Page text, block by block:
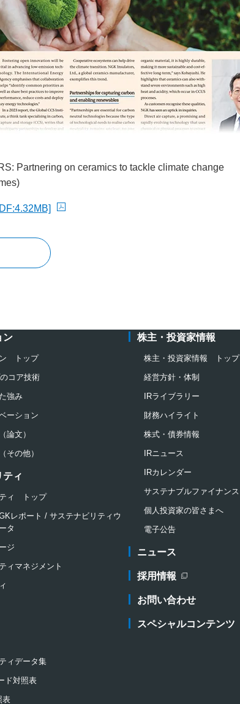
Partnering on ceramics to tackle climate change
ン
ン トップ
コア技術
強み
ーション
論文）
その他）
ティ
ィ トップ
レポート / サステナビリティウ
タ
ジ
ィマネジメント
ィデータ集
ド対照表
表
株主・投資家情報
株主・投資家情報 トップ
経営方針・体制
IRライブラリー
財務ハイライト
株式・債券情報
IRニュース
IRカレンダー
サステナブルファイナンス
個人投資家の皆さまへ
電子公告
ニュース
採用情報
お問い合わせ
スペシャルコンテンツ